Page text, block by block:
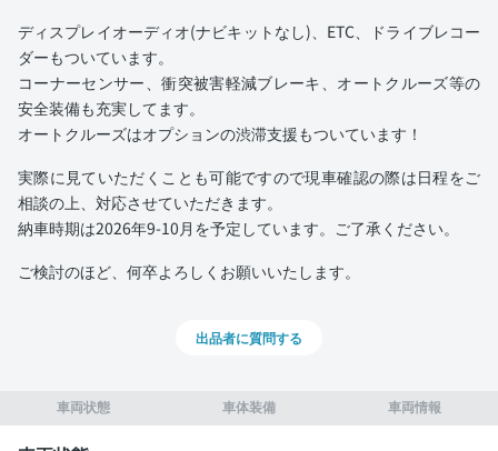
車両状態 車体装備 車両情報
ディスプレイオーディオ(ナビキットなし)、ETC、ドライブレコー
ダーもついています。
コーナーセンサー、衝突被害軽減ブレーキ、オートクルーズ等の
安全装備も充実してます。
オートクルーズはオプションの渋滞支援もついています！
実際に見ていただくことも可能ですので現車確認の際は日程をご
相談の上、対応させていただきます。
納車時期は2026年9-10月を予定しています。ご了承ください。
ご検討のほど、何卒よろしくお願いいたします。
出品者に質問する